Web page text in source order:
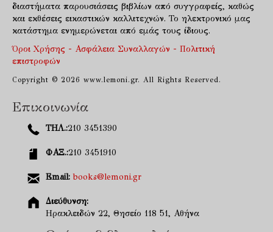
διαστήματα παρουσιάσεις βιβλίων από συγγραφείς, καθώς
και εκθέσεις εικαστικών καλλιτεχνών. Το ηλεκτρονικό μας
κατάστημα ενημερώνεται από εμάς τους ίδιους.
Όροι Χρήσης - Ασφάλεια Συναλλαγών - Πολιτική
επιστροφών
Copyright © 2026 www.lemoni.gr. All Rights Reserved.
Επικοινωνία
ΤΗΛ.:210 3451390
ΦΑΞ.:210 3451910
Email: books@lemoni.gr
Διεύθυνση:
Ηρακλειδών 22, Θησείο 118 51, Αθήνα